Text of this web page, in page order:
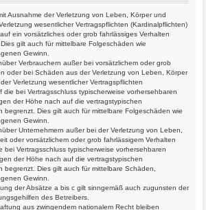
Ausnahme der Verletzung von Leben, Körper und
wesentlicher Vertragspflichten (Kardinalpflichten)
ein vorsätzliches oder grob fahrlässiges Verhalten
gilt auch für mittelbare Folgeschäden wie
Gewinn.
Verbrauchern außer bei vorsätzlichem oder grob
oder bei Schäden aus der Verletzung von Leben, Körper
Verletzung wesentlicher Vertragspflichten
die bei Vertragsschluss typischerweise vorhersehbaren
der Höhe nach auf die vertragstypischen
begrenzt. Dies gilt auch für mittelbare Folgeschäden wie
Gewinn.
Unternehmern außer bei der Verletzung von Leben,
oder vorsätzlichem oder grob fahrlässigem Verhalten
bei Vertragsschluss typischerweise vorhersehbaren
der Höhe nach auf die vertragstypischen
begrenzt. Dies gilt auch für mittelbare Schäden,
Gewinn.
der Absätze a bis c gilt sinngemäß auch zugunsten der
des Betreibers.
aus zwingendem nationalem Recht bleiben